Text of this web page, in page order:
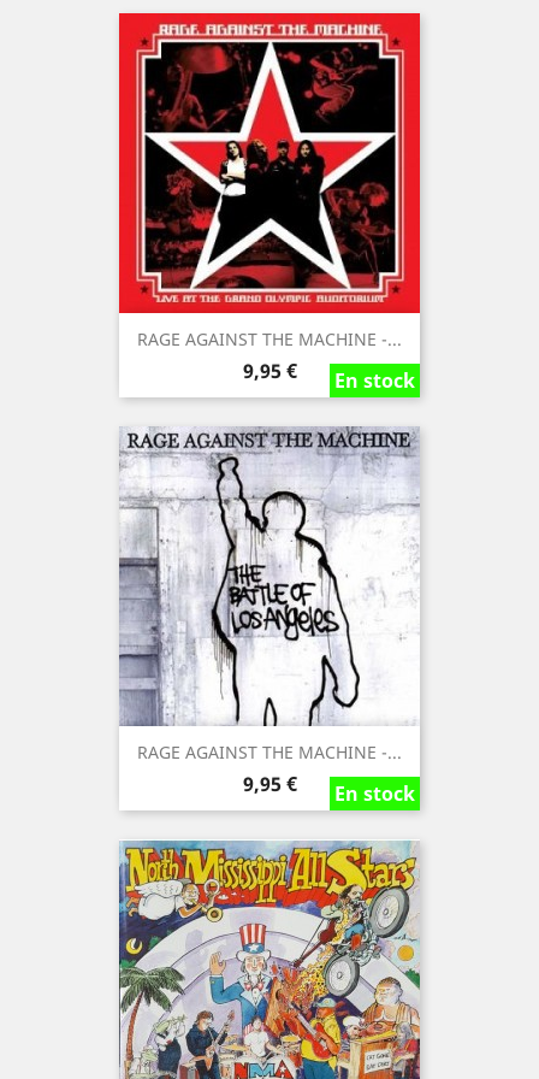
RAGE AGAINST THE MACHINE -...
En stock
Precio
9,95 € En stock
En stock
RAGE AGAINST THE MACHINE -...
En stock
Precio
9,95 € En stock
En stock